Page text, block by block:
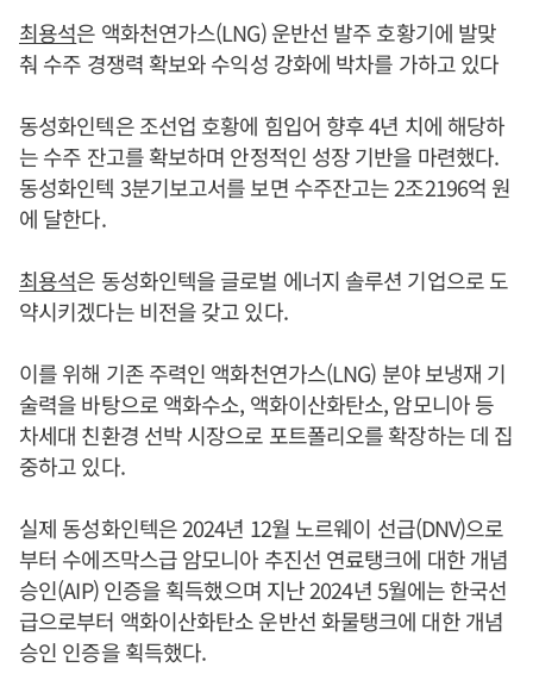
최용석은 액화천연가스(LNG) 운반선 발주 호황기에 발맞
춰 수주 경쟁력 확보와 수익성 강화에 박차를 가하고 있다
동성화인텍은 조선업 호황에 힘입어 향후 4년 치에 해당하
는 수주 잔고를 확보하며 안정적인 성장 기반을 마련했다.
동성화인텍 3분기보고서를 보면 수주잔고는 2조2196억 원
에 달한다.
최용석은 동성화인텍을 글로벌 에너지 솔루션 기업으로 도
약시키겠다는 비전을 갖고 있다.
이를 위해 기존 주력인 액화천연가스(LNG) 분야 보냉재 기
술력을 바탕으로 액화수소, 액화이산화탄소, 암모니아 등
차세대 친환경 선박 시장으로 포트폴리오를 확장하는 데 집
중하고 있다.
실제 동성화인텍은 2024년 12월 노르웨이 선급(DNV)으로
부터 수에즈막스급 암모니아 추진선 연료탱크에 대한 개념
승인(AIP) 인증을 획득했으며 지난 2024년 5월에는 한국선
급으로부터 액화이산화탄소 운반선 화물탱크에 대한 개념
승인 인증을 획득했다.